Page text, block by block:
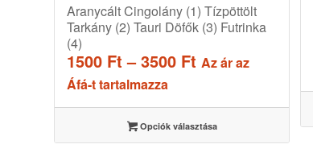
Aranycált Cingolány (1) Tízpöttölt
Tarkány (2) Tauri Döfők (3) Futrinka
(4)
1500 Ft – 3500 Ft Ártartomány:
3500 Ft
Az ár az
Áfá-t tartalmazza
Opciók választása